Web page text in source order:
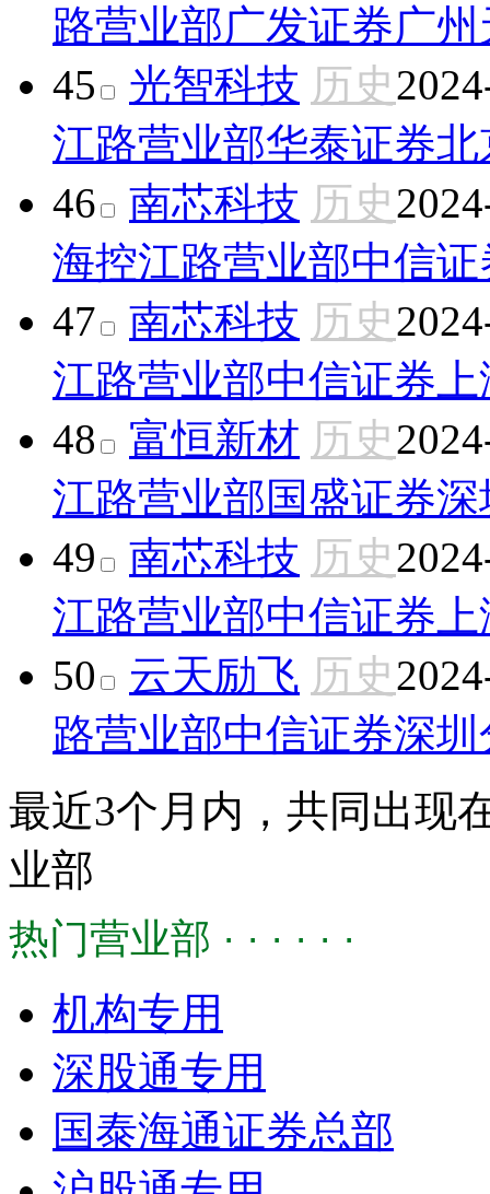
路营业部广发证券广
45
光智科技 历史
江路营业部华泰证券
46
南芯科技 历史
海控江路营业部中信
47
南芯科技 历史
江路营业部中信证券
48
富恒新材 历史
江路营业部国盛证券
49
南芯科技 历史
江路营业部中信证券
50
云天励飞 历史
路营业部中信证券深
最近3个月内，共同出现
业部
热门营业部 · · · · · ·
机构专用
深股通专用
国泰海通证券总部